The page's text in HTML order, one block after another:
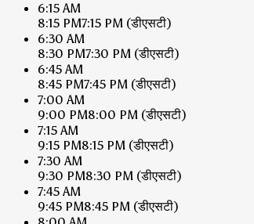
6:15 AM
8:15 PM7:15 PM (डीएसटी)
6:30 AM
8:30 PM7:30 PM (डीएसटी)
6:45 AM
8:45 PM7:45 PM (डीएसटी)
7:00 AM
9:00 PM8:00 PM (डीएसटी)
7:15 AM
9:15 PM8:15 PM (डीएसटी)
7:30 AM
9:30 PM8:30 PM (डीएसटी)
7:45 AM
9:45 PM8:45 PM (डीएसटी)